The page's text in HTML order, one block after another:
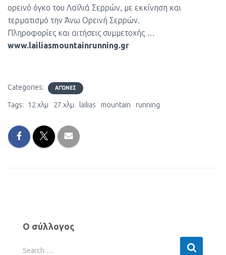
ορεινό όγκο του Λαϊλιά Σερρών, με εκκίνηση και
τερματισμό την Άνω Ορεινή Σερρών.
Πληροφορίες και αιτήσεις συμμετοχής …
www.lailiasmountainrunning.gr
Categories: ΑΓΏΝΕΣ
Tags: 12 χλμ 27 χλμ lailias mountain running
Ο σύλλογος
Search …